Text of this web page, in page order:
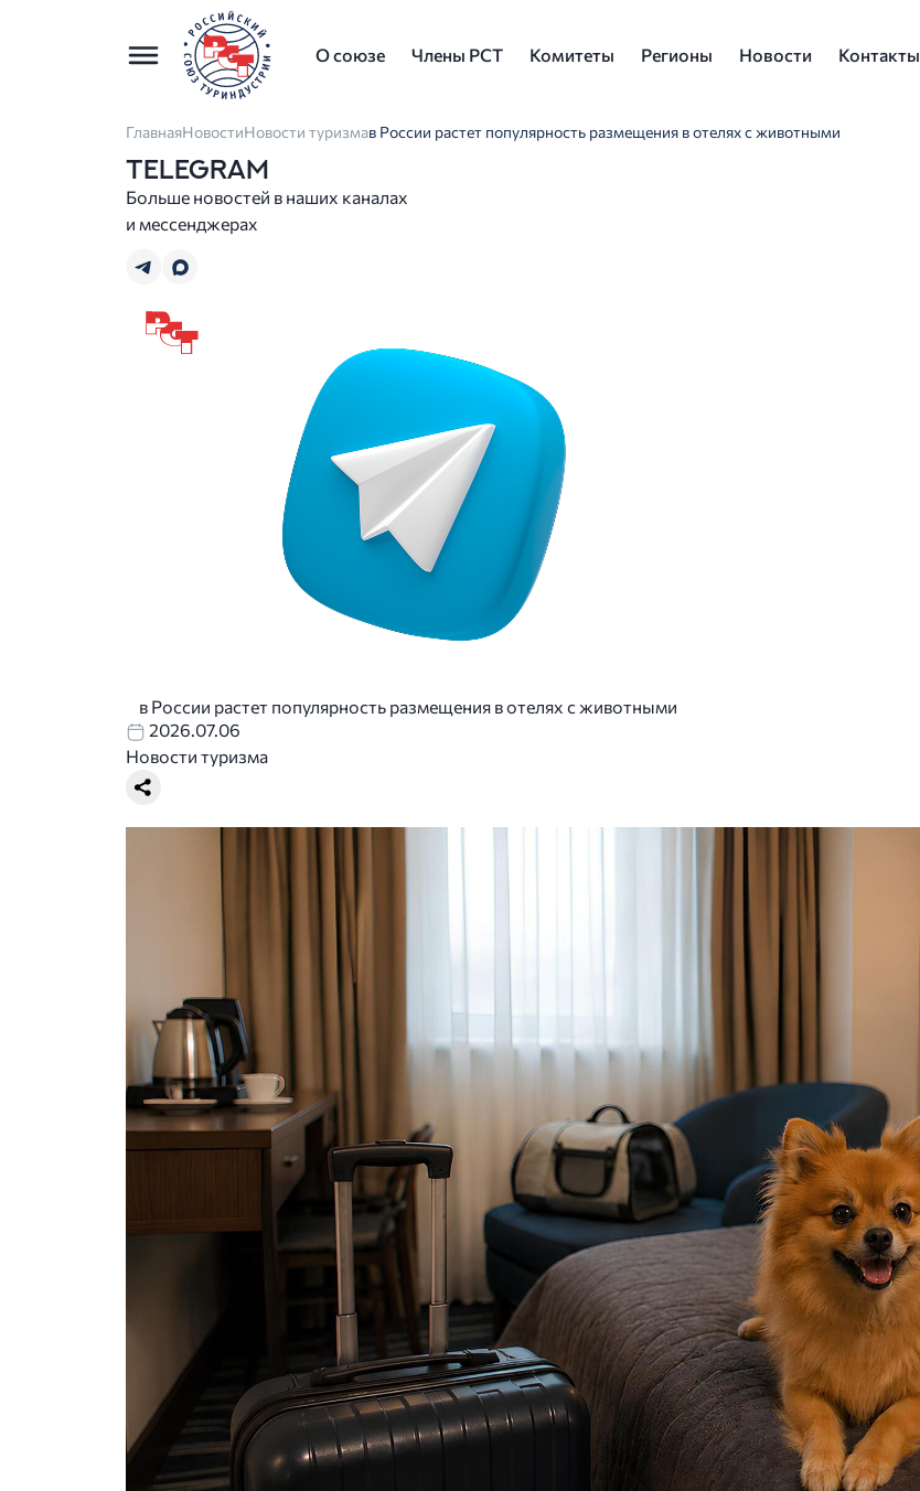
О союзе Члены РСТ Комитеты Регионы Новости Контакты
ГлавнаяНовостиНовости туризмав России растет популярность размещения в отелях с животными
TELEGRAM
Больше новостей в наших каналах
и мессенджерах
в России растет популярность размещения в отелях с животными
2026.07.06
Новости туризма